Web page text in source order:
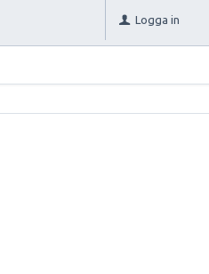
Logga in